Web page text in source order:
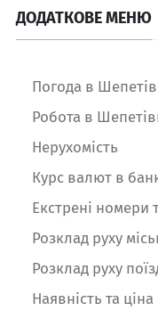
ДОДАТКОВЕ МЕНЮ
Погода в
Робота в
Нерухомість
Курс валют в
Екстрені номери
Розклад руху
Розклад руху
Наявність та